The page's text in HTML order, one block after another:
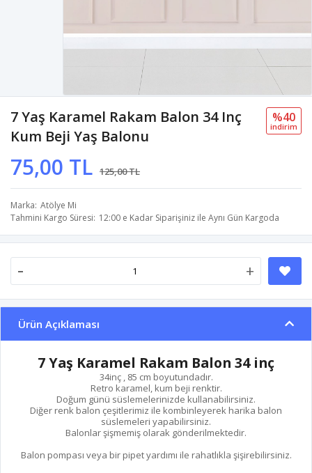
7 Yaş Karamel Rakam Balon 34 Inç
Kum Beji Yaş Balonu
75,00 TL 125,00 TL
%40
i̇ndi̇ri̇m
Marka Atölye Mi
Tahmini Kargo Süresi 12:00 e Kadar Siparişiniz ile Aynı Gün Kargoda
- +
Ürün Açıklaması
7 Yaş Karamel Rakam Balon 34 inç
34inç , 85 cm boyutundadır.
Retro karamel, kum beji renktir.
Doğum günü süslemelerinizde kullanabilirsiniz.
Diğer renk balon çeşitlerimiz ile kombinleyerek harika balon
süslemeleri yapabilirsiniz.
Balonlar şişmemiş olarak gönderilmektedir.
Balon pompası veya bir pipet yardımı ile rahatlıkla şişirebilirsiniz.